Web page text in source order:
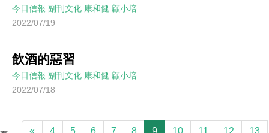
今日信報 副刊文化 康和健 顧小培
2022/07/19
飲酒的惡習
今日信報 副刊文化 康和健 顧小培
2022/07/18